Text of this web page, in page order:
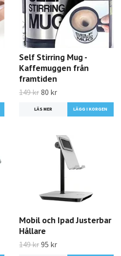
Self Stirring Mug -
Kaffemuggen från
framtiden
149 kr 80 kr
LÄS MER
Mobil och Ipad Justerbar
Hållare
149 kr 95 kr